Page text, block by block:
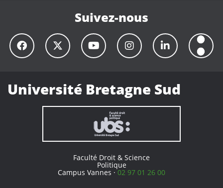
Suivez-nous
Université Bretagne Sud
Faculté Droit & Science
Politique
Campus Vannes ·02 97 01 26 00